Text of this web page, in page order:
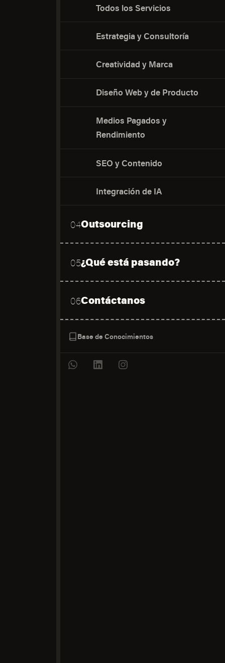
Todos los Servicios
Estrategia y Consultoría
Creatividad y Marca
Diseño Web y de Producto
Medios Pagados y
Rendimiento
SEO y Contenido
Integración de IA
04Outsourcing
05¿Qué está pasando?
06Contáctanos
Base de Conocimientos